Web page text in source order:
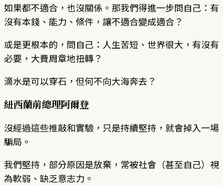
如果都不適合，也沒關係。那我們得進一步問自己：有
沒有本錢、能力、條件，讓不適合變成適合？
或是更根本的，問自己：人生苦短、世界很大，有沒有
必要，大費周章地扭轉？
滴水是可以穿石，但何不向大海奔去？
紐西蘭前總理阿爾登
沒經過這些推敲和實驗，只是持續堅持，就會掉入一場
騙局。
我們堅持，部分原因是放棄，常被社會（甚至自己）視
為軟弱、缺乏意志力。